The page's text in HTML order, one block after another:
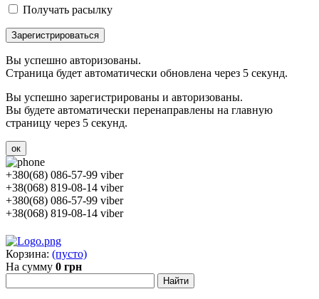
Получать расылку
Зарегистрироваться
Вы успешно авторизованы.
Страница будет автоматически обновлена через 5 секунд.
Вы успешно зарегистрированы и авторизованы.
Вы будете автоматически перенаправлены на главную
страницу через 5 секунд.
ок
+380(68) 086-57-99 viber
+38(068) 819-08-14 viber
+380(68) 086-57-99 viber
+38(068) 819-08-14 viber
Корзина: (пусто)
На сумму 0 грн